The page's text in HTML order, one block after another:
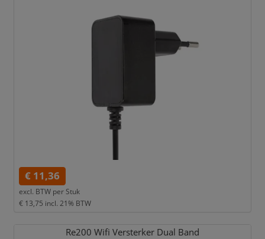
€ 11,36
excl. BTW per Stuk
€ 13,75 incl. 21% BTW
Re200 Wifi Versterker Dual Band